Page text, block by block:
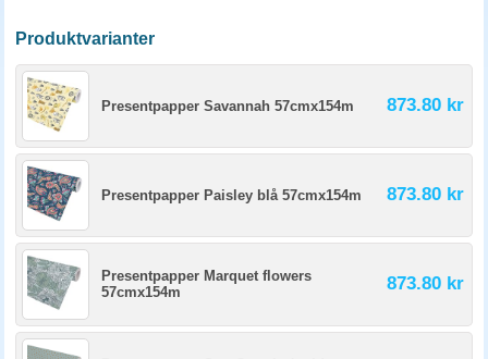
Produktvarianter
Presentpapper Savannah 57cmx154m 873.80 kr
Presentpapper Paisley blå 57cmx154m 873.80 kr
Presentpapper Marquet flowers
57cmx154m
873.80 kr